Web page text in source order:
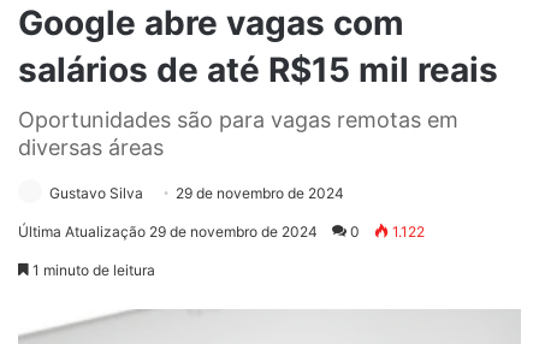
Google abre vagas com
salários de até R$15 mil reais
Oportunidades são para vagas remotas em
diversas áreas
Gustavo Silva 29 de novembro de 2024
Última Atualização 29 de novembro de 2024 0 1.122
1 minuto de leitura